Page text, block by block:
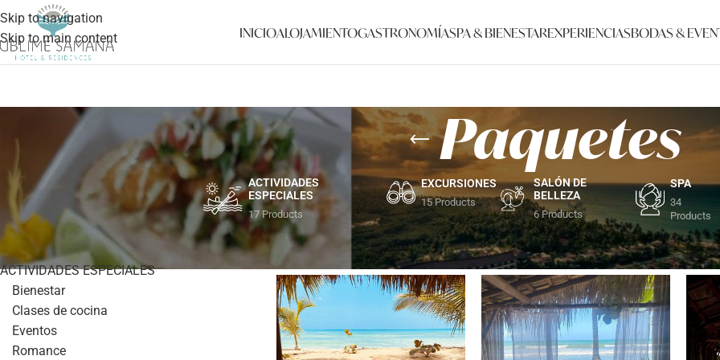
Skip to navigation
Skip to main content
INICIOALOJAMIENTOGASTRONOMÍASPA & BIENESTAREXPERIENCIASBODAS &
Paquetes
ACTIVIDADES
ESPECIALES
17 Products
EXCURSIONES
15 Products
SALÓN DE
BELLEZA
6 Products
SPA
34
Products
CATEGORÍAS
ACTIVIDADES ESPECIALES
Bienestar
Clases de cocina
Eventos
Romance
Inicio/SPA Spa de playa/Paquetes